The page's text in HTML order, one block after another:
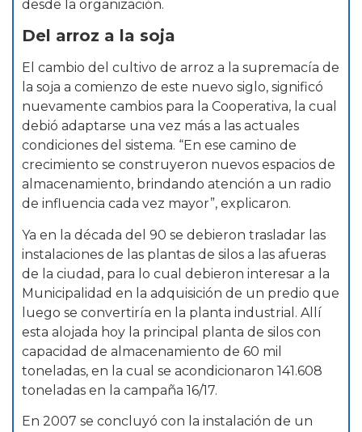
desde la organización.
Del arroz a la soja
El cambio del cultivo de arroz a la supremacía de
la soja a comienzo de este nuevo siglo, significó
nuevamente cambios para la Cooperativa, la cual
debió adaptarse una vez más a las actuales
condiciones del sistema. “En ese camino de
crecimiento se construyeron nuevos espacios de
almacenamiento, brindando atención a un radio
de influencia cada vez mayor”, explicaron.
Ya en la década del 90 se debieron trasladar las
instalaciones de las plantas de silos a las afueras
de la ciudad, para lo cual debieron interesar a la
Municipalidad en la adquisición de un predio que
luego se convertiría en la planta industrial. Allí
esta alojada hoy la principal planta de silos con
capacidad de almacenamiento de 60 mil
toneladas, en la cual se acondicionaron 141.608
toneladas en la campaña 16/17.
En 2007 se concluyó con la instalación de un